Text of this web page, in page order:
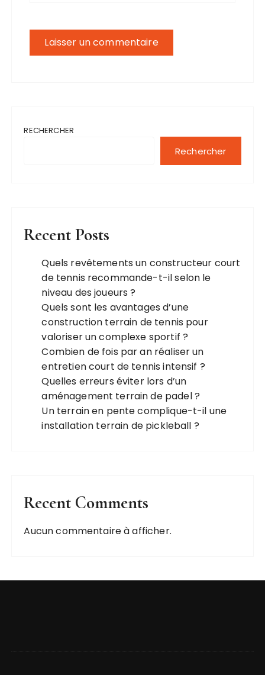
RECHERCHER
Rechercher
Recent Posts
Quels revêtements un constructeur court
de tennis recommande-t-il selon le
niveau des joueurs ?
Quels sont les avantages d’une
construction terrain de tennis pour
valoriser un complexe sportif ?
Combien de fois par an réaliser un
entretien court de tennis intensif ?
Quelles erreurs éviter lors d’un
aménagement terrain de padel ?
Un terrain en pente complique-t-il une
installation terrain de pickleball ?
Recent Comments
Aucun commentaire à afficher.